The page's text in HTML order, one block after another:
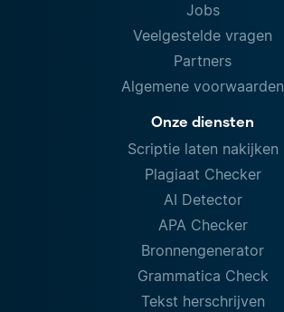
Jobs
Veelgestelde vragen
Partners
Algemene voorwaarden
Onze diensten
Scriptie laten nakijken
Plagiaat Checker
AI Detector
APA Checker
Bronnengenerator
Grammatica Check
Tekst herschrijven